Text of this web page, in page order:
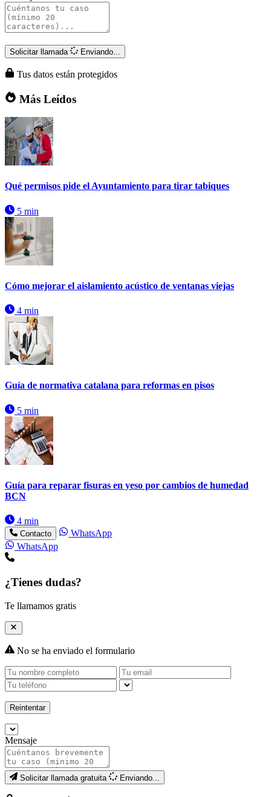
Solicitar llamada Enviando...
Tus datos están protegidos
Más Leídos
Qué permisos pide el Ayuntamiento para tirar tabiques
5 min
Cómo mejorar el aislamiento acústico de ventanas viejas
4 min
Guía de normativa catalana para reformas en pisos
5 min
Guía para reparar fisuras en yeso por cambios de humedad
BCN
4 min
Contacto
WhatsApp
WhatsApp
¿Tienes dudas?
Te llamamos gratis
No se ha enviado el formulario
Reintentar
Mensaje
Solicitar llamada gratuita Enviando...